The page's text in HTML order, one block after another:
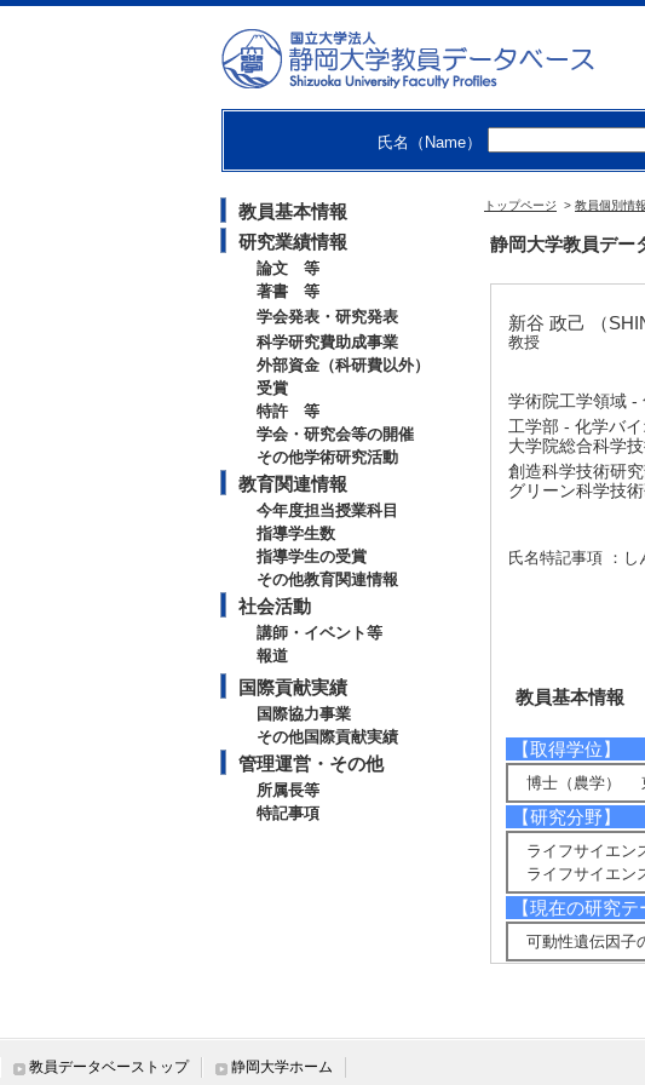
氏名（Name）
教員基本情報
研究業績情報
論文 等
著書 等
学会発表・研究発表
科学研究費助成事業
外部資金（科研費以外）
受賞
特許 等
学会・研究会等の開催
その他学術研究活動
教育関連情報
今年度担当授業科目
指導学生数
指導学生の受賞
その他教育関連情報
社会活動
講師・イベント等
報道
国際貢献実績
国際協力事業
その他国際貢献実績
管理運営・その他
所属長等
特記事項
トップページ > 教員個別情報
静岡大学教員デー
新谷 政己 （
教授
学術院工学領域 -
工学部 - 化学バ
大学院総合科学
創造科学技術研
グリーン科学技
氏名特記事項 ：
教員基本情報
【取得学位】
博士（農学）
【研究分野】
ライフサイエン
ライフサイエン
【現在の研究テ
可動性遺伝因子
【所属学会】
教員データベーストップ 静岡大学ホーム